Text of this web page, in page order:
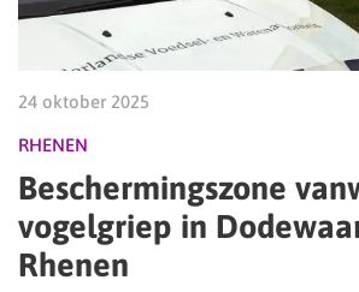
24 oktober 2025
RHENEN
Beschermingszone
vogelgriep in
Rhenen